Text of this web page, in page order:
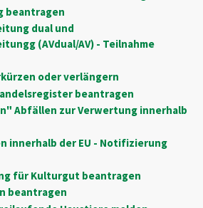
beantragen
dual und
(AVdual/AV) - Teilnahme
oder verlängern
beantragen
Abfällen zur Verwertung innerhalb
innerhalb der EU - Notifizierung
für Kulturgut beantragen
beantragen